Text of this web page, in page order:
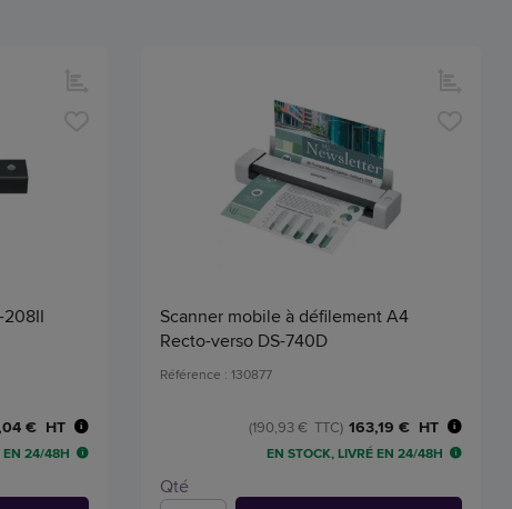
208II
€ HT
EN 24/48H
Scanner mobile à défilement A4
Recto-verso DS-740D
Référence : 130877
163,19 € HT
(190,93 € TTC)
EN STOCK, LIVRÉ EN 24/48H
Qté